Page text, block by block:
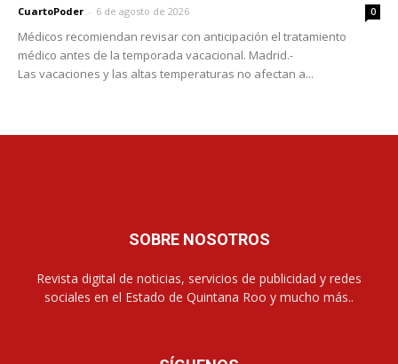
CuartoPoder - 6 de agosto de 2026 0
Médicos recomiendan revisar con anticipación el tratamiento
médico antes de la temporada vacacional. Madrid.-
Las vacaciones y las altas temperaturas no afectan a...
SOBRE NOSOTROS
Revista digital de noticias, servicios de publicidad y redes
sociales en el Estado de Quintana Roo y mucho más..